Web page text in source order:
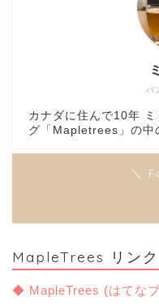
バ
カナダに住んで10年
グ「Mapletrees」の中
＼
MapleTrees リンク
◆ MapleTrees (はてな